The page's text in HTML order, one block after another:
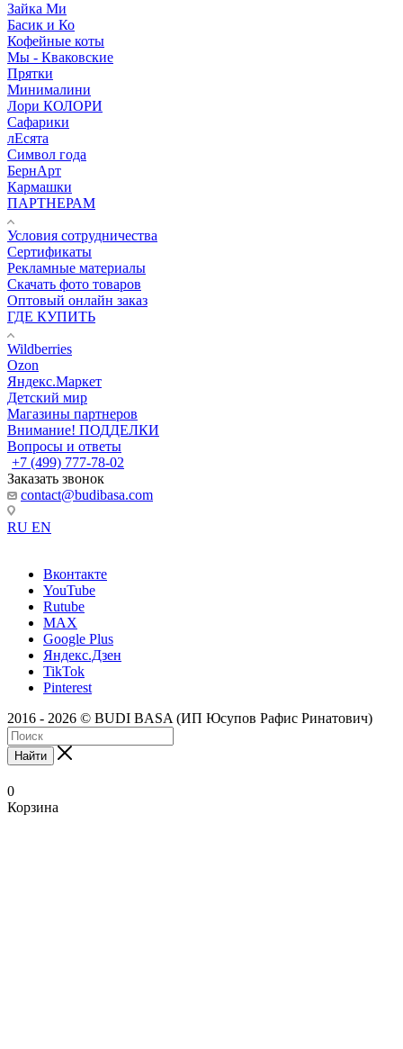
Зайка Ми
Басик и Ко
Кофейные коты
Мы - Кваковские
Прятки
Минималини
Лори КОЛОРИ
Сафарики
лЕсята
Символ года
БернАрт
Кармашки
ПАРТНЕРАМ
Условия сотрудничества
Сертификаты
Рекламные материалы
Скачать фото товаров
Оптовый онлайн заказ
ГДЕ КУПИТЬ
Wildberries
Ozon
Яндекс.Маркет
Детский мир
Магазины партнеров
Внимание! ПОДДЕЛКИ
Вопросы и ответы
+7 (499) 777-78-02
Заказать звонок
contact@budibasa.com
RU EN
Вконтакте
YouTube
Rutube
MAX
Google Plus
Яндекс.Дзен
TikTok
Pinterest
2016 - 2026 © BUDI BASA (ИП Юсупов Рафис Ринатович)
Найти
0
Корзина